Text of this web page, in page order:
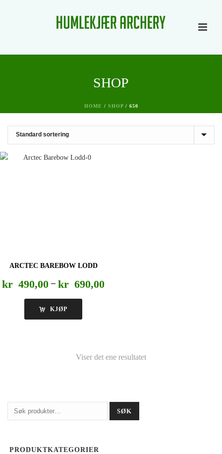
SHOP
HOME / SHOP/ 650
ARCTEC BAREBOW LODD
kr 490,00 – kr 690,00Prisområde:
KJØP
Viser det ene resultatet
Søk
etter:
SØK
PRODUKTKATEGORIER